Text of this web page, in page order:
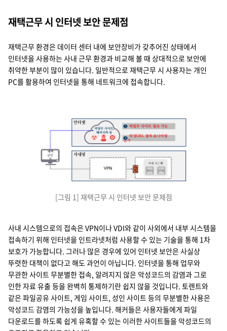
재택근무 시 인터넷 보안 문제점
재택근무 환경은 데이터 센터 내에 보안장비가 갖추어진 상태에서
인터넷을 사용하는 사내 근무 환경과 비교해 볼 때 상대적으로 보안에
취약한 부분이 많이 있습니다. 일반적으로 재택근무 시 사용자는 개인
PC를 활용하여 인터넷을 통해 네트워크에 접속합니다.
[그림 1] 재택근무 시 인터넷 보안 문제점
사내 시스템으로의 접속은 VPN이나 VDI와 같이 사외에서 내부 시스템을
접속하기 위해 인터넷을 인트라넷처럼 사용할 수 있는 기술을 통해 1차
보호가 가능합니다. 그러나 많은 경우에 있어 인터넷 보안은 사실상
뚜렷한 대책이 없다고 해도 과언이 아닙니다. 인터넷을 통해 업무와
무관한 사이트 무분별한 접속, 알려지지 않은 악성코드의 감염과 그로
인한 자료 유출 등을 완벽히 통제하기란 쉽지 않을 것입니다. 토렌트와
같은 파일공유 사이트, 게임 사이트, 성인 사이트 등의 무분별한 사용은
악성코드 감염의 가능성을 높입니다. 해커들은 사용자들에게 파일
다운로드를 하도록 쉽게 유혹할 수 있는 이러한 사이트들을 악성코드의